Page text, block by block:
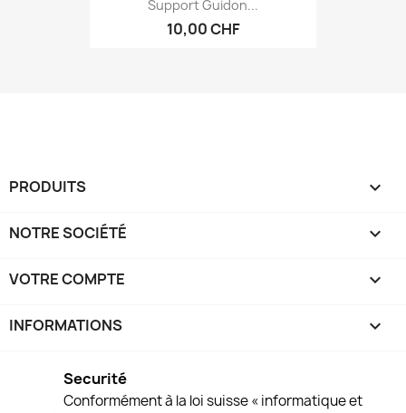
Support Guidon...
10,00 CHF
PRODUITS 
NOTRE SOCIÉTÉ 
VOTRE COMPTE 
INFORMATIONS keyboard_arrow_down
Securité
Conformément à la loi suisse « informatique et